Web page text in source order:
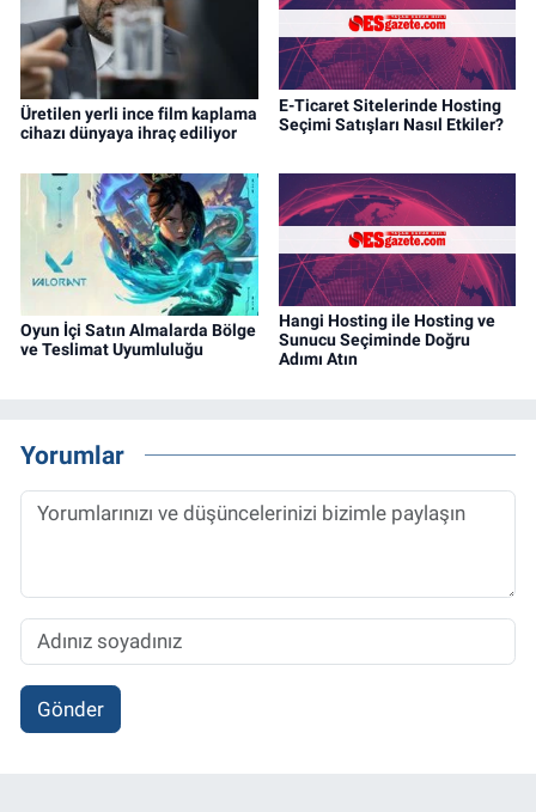
Üretilen yerli ince film kaplama
cihazı dünyaya ihraç ediliyor
E-Ticaret Sitelerinde Hosting
Seçimi Satışları Nasıl Etkiler?
Oyun İçi Satın Almalarda Bölge
ve Teslimat Uyumluluğu
Hangi Hosting ile Hosting ve
Sunucu Seçiminde Doğru
Adımı Atın
Yorumlar
Gönder